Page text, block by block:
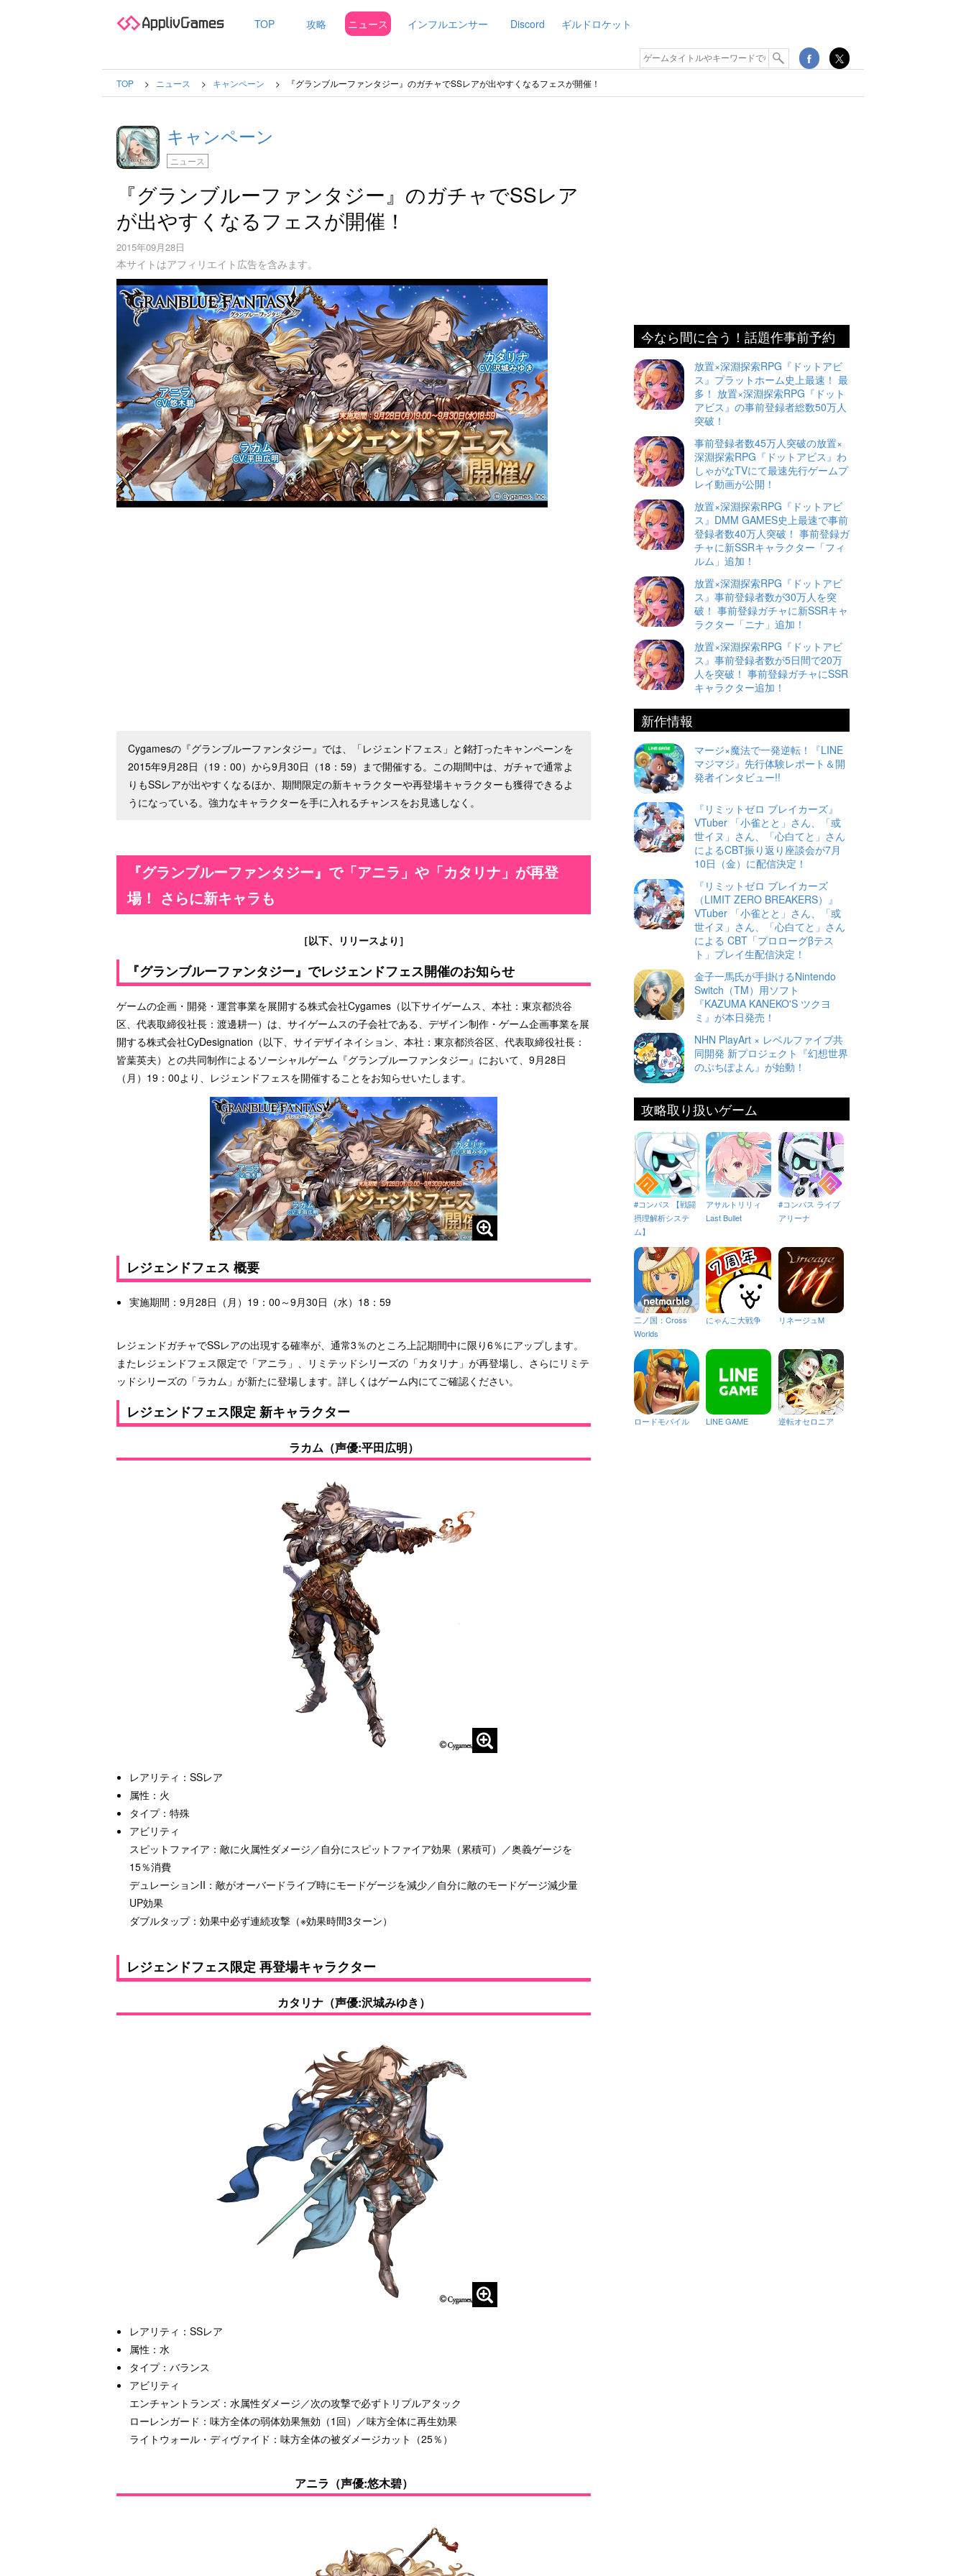
TOP 攻略 ニュース インフルエンサー Discord ギルドロケット
TOP ニュース キャンペーン 『グランブルーファンタジー』のガチャでSSレアが出やすくなるフェスが開催！
キャンペーン
ニュース
『グランブルーファンタジー』のガチャでSSレア
が出やすくなるフェスが開催！
2015年09月28日
本サイトはアフィリエイト広告を含みます。
Cygamesの『グランブルーファンタジー』では、「レジェンドフェス」と銘打ったキャンペーンを
2015年9月28日（19：00）から9月30日（18：59）まで開催する。この期間中は、ガチャで通常よ
りもSSレアが出やすくなるほか、期間限定の新キャラクターや再登場キャラクターも獲得できるよ
うになっている。強力なキャラクターを手に入れるチャンスをお見逃しなく。
『グランブルーファンタジー』で「アニラ」や「カタリナ」が再登
場！ さらに新キャラも
［以下、リリースより］
『グランブルーファンタジー』でレジェンドフェス開催のお知らせ
ゲームの企画・開発・運営事業を展開する株式会社Cygames（以下サイゲームス、本社：東京都渋谷
区、代表取締役社長：渡邊耕一）は、サイゲームスの子会社である、デザイン制作・ゲーム企画事業を展
開する株式会社CyDesignation（以下、サイデザイネイション、本社：東京都渋谷区、代表取締役社長：
皆葉英夫）との共同制作によるソーシャルゲーム『グランブルーファンタジー』において、9月28日
（月）19：00より、レジェンドフェスを開催することをお知らせいたします。
レジェンドフェス 概要
実施期間：9月28日（月）19：00～9月30日（水）18：59
レジェンドガチャでSSレアの出現する確率が、通常3％のところ上記期間中に限り6％にアップします。
またレジェンドフェス限定で「アニラ」、リミテッドシリーズの「カタリナ」が再登場し、さらにリミテ
ッドシリーズの「ラカム」が新たに登場します。詳しくはゲーム内にてご確認ください。
レジェンドフェス限定 新キャラクター
ラカム（声優:平田広明）
レアリティ：SSレア
属性：火
タイプ：特殊
アビリティ
スピットファイア：敵に火属性ダメージ／自分にスピットファイア効果（累積可）／奥義ゲージを
15％消費
デュレーションII：敵がオーバードライブ時にモードゲージを減少／自分に敵のモードゲージ減少量
UP効果
ダブルタップ：効果中必ず連続攻撃（※効果時間3ターン）
レジェンドフェス限定 再登場キャラクター
カタリナ（声優:沢城みゆき）
レアリティ：SSレア
属性：水
タイプ：バランス
アビリティ
エンチャントランズ：水属性ダメージ／次の攻撃で必ずトリプルアタック
ローレンガード：味方全体の弱体効果無効（1回）／味方全体に再生効果
ライトウォール・ディヴァイド：味方全体の被ダメージカット（25％）
アニラ（声優:悠木碧）
今なら間に合う！話題作事前予約
放置×深淵探索RPG『ドットアビ
ス』プラットホーム史上最速！ 最
多！ 放置×深淵探索RPG『ドット
アビス』の事前登録者総数50万人
突破！
事前登録者数45万人突破の放置×
深淵探索RPG『ドットアビス』わ
しゃがなTVにて最速先行ゲームプ
レイ動画が公開！
放置×深淵探索RPG『ドットアビ
ス』DMM GAMES史上最速で事前
登録者数40万人突破！ 事前登録ガ
チャに新SSRキャラクター「フィ
ルム」追加！
放置×深淵探索RPG『ドットアビ
ス』事前登録者数が30万人を突
破！ 事前登録ガチャに新SSRキャ
ラクター「ニナ」追加！
放置×深淵探索RPG『ドットアビ
ス』事前登録者数が5日間で20万
人を突破！ 事前登録ガチャにSSR
キャラクター追加！
新作情報
マージ×魔法で一発逆転！『LINE
マジマジ』先行体験レポート＆開
発者インタビュー!!
『リミットゼロ ブレイカーズ』
VTuber 「小雀とと」さん、「或
世イヌ」さん、「心白てと」さん
によるCBT振り返り座談会が7月
10日（金）に配信決定！
『リミットゼロ ブレイカーズ
（LIMIT ZERO BREAKERS）』
VTuber 「小雀とと」さん、「或
世イヌ」さん、「心白てと」さん
による CBT「プロローグβテス
ト」プレイ生配信決定！
金子一馬氏が手掛けるNintendo
Switch（TM）用ソフト
『KAZUMA KANEKO'S ツクヨ
ミ』が本日発売！
NHN PlayArt × レベルファイブ共
同開発 新プロジェクト『幻想世界
のぷちぽよん』が始動！
攻略取り扱いゲーム
#コンパス 【戦闘
摂理解析システ
ム】
アサルトリリィ
Last Bullet
#コンパス ライブ
アリーナ
二ノ国：Cross
Worlds
にゃんこ大戦争 リネージュM
ロードモバイル LINE GAME 逆転オセロニア